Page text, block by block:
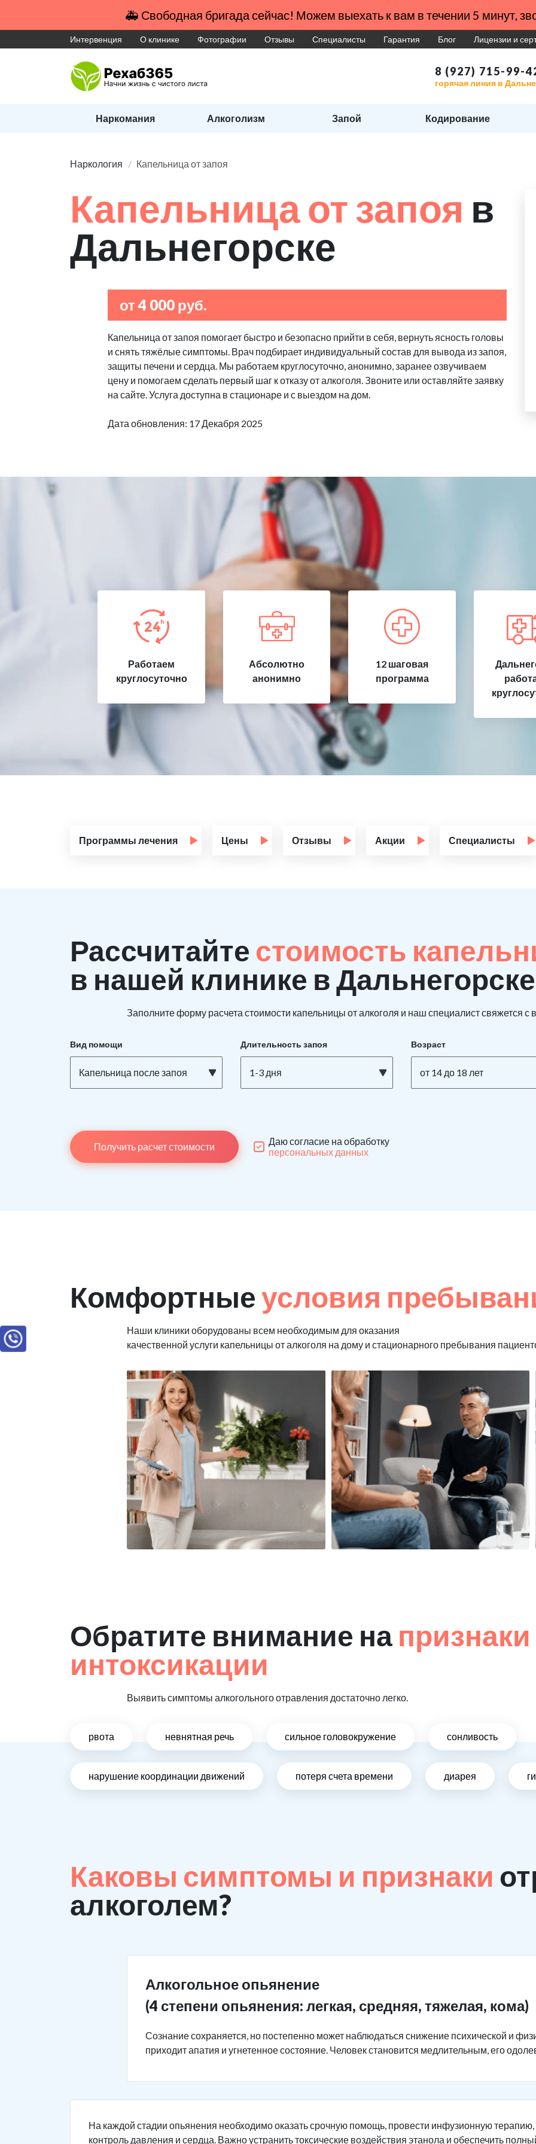
🚑 Свободная бригада сейчас! Можем выехать к вам в течении 5 минут,
Интервенция О клинике Фотографии Отзывы Специалисты Гарантия Блог Лицензии и
8 (927) 715-99-
горячая линия в
Наркомания Алкоголизм Запой Кодирование
Наркология Капельница от запоя
Капельница от запоя в
Дальнегорске
от 4 000 руб.
Капельница от запоя помогает быстро и безопасно прийти в себя, вернуть ясность головы
и снять тяжёлые симптомы. Врач подбирает индивидуальный состав для вывода из запоя,
защиты печени и сердца. Мы работаем круглосуточно, анонимно, заранее озвучиваем
цену и помогаем сделать первый шаг к отказу от алкоголя. Звоните или оставляйте заявку
на сайте. Услуга доступна в стационаре и с выездом на дом.
Дата обновления: 17 Декабря 2025
Работаем
круглосуточно
Абсолютно
анонимно
12 шаговая
программа
Программы лечения Цены Отзывы Акции Специалисты
Рассчитайте стоимость
в нашей клинике в Дальнегорске
Заполните форму расчета стоимости капельницы от алкоголя и наш специалист свяжется с
Вид помощи
Капельница после запоя
Длительность запоя
1-3 дня
Возраст
от 14 до 18 лет
Получить расчет стоимости
Даю согласие на обработку
персональных данных
Комфортныеусловия
Наши клиники оборудованы всем необходимым для оказания
качественной услуги капельницы от алкоголя на дому и стационарного пребывания
Обратите внимание на
интоксикации
Выявить симптомы алкогольного отравления достаточно легко.
рвота невнятная речь сильное головокружение сонливость
нарушение координации движений потеря счета времени диарея
Каковы симптомы и признаки
алкоголем?
Алкогольное опьянение
(4 степени опьянения: легкая, средняя, тяжелая, кома)
Сознание сохраняется, но постепенно может наблюдаться снижение психической и
приходит апатия и угнетенное состояние. Человек становится медлительным, его
На каждой стадии опьянения необходимо оказать срочную помощь, провести инфузионную
контроль давления и сердца. Важно устранить токсические воздействия этанола и обеспечить